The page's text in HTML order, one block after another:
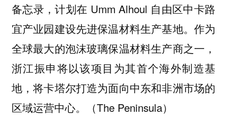
备忘录，计划在 Umm Alhoul 自由区中卡路
宜产业园建设先进保温材料生产基地。作为
全球最大的泡沫玻璃保温材料生产商之一，
浙江振申将以该项目为其首个海外制造基
地，将卡塔尔打造为面向中东和非洲市场的
区域运营中心。（The Peninsula）